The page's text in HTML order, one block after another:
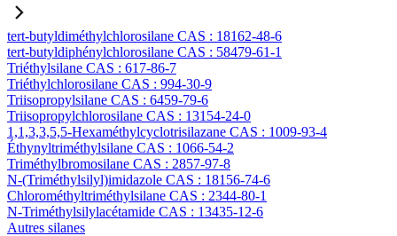
tert-butyldiméthylchlorosilane CAS : 18162-48-6
tert-butyldiphénylchlorosilane CAS : 58479-61-1
Triéthylsilane CAS : 617-86-7
Triéthylchlorosilane CAS : 994-30-9
Triisopropylsilane CAS : 6459-79-6
Triisopropylchlorosilane CAS : 13154-24-0
1,1,3,3,5,5-Hexaméthylcyclotrisilazane CAS : 1009-93-4
Éthynyltriméthylsilane CAS : 1066-54-2
Triméthylbromosilane CAS : 2857-97-8
N-(Triméthylsilyl)imidazole CAS : 18156-74-6
Chlorométhyltriméthylsilane CAS : 2344-80-1
N-Triméthylsilylacétamide CAS : 13435-12-6
Autres silanes